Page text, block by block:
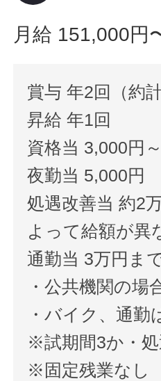
月給 151,000円
賞与 年2回（約
昇給 年1回
資格当 3,000円～
夜勤当 5,000円
処遇改善当 約2
よって給額が異
通勤当 3万円ま
・公共機関の場
・バイク、通
※試期間3か・処
※固定残業なし